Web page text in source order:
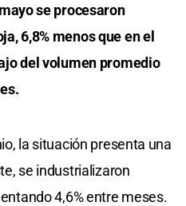
se procesaron
6,8% menos que en el
del volumen promedio
la situación presenta una
se industrializaron
4,6% entre meses.